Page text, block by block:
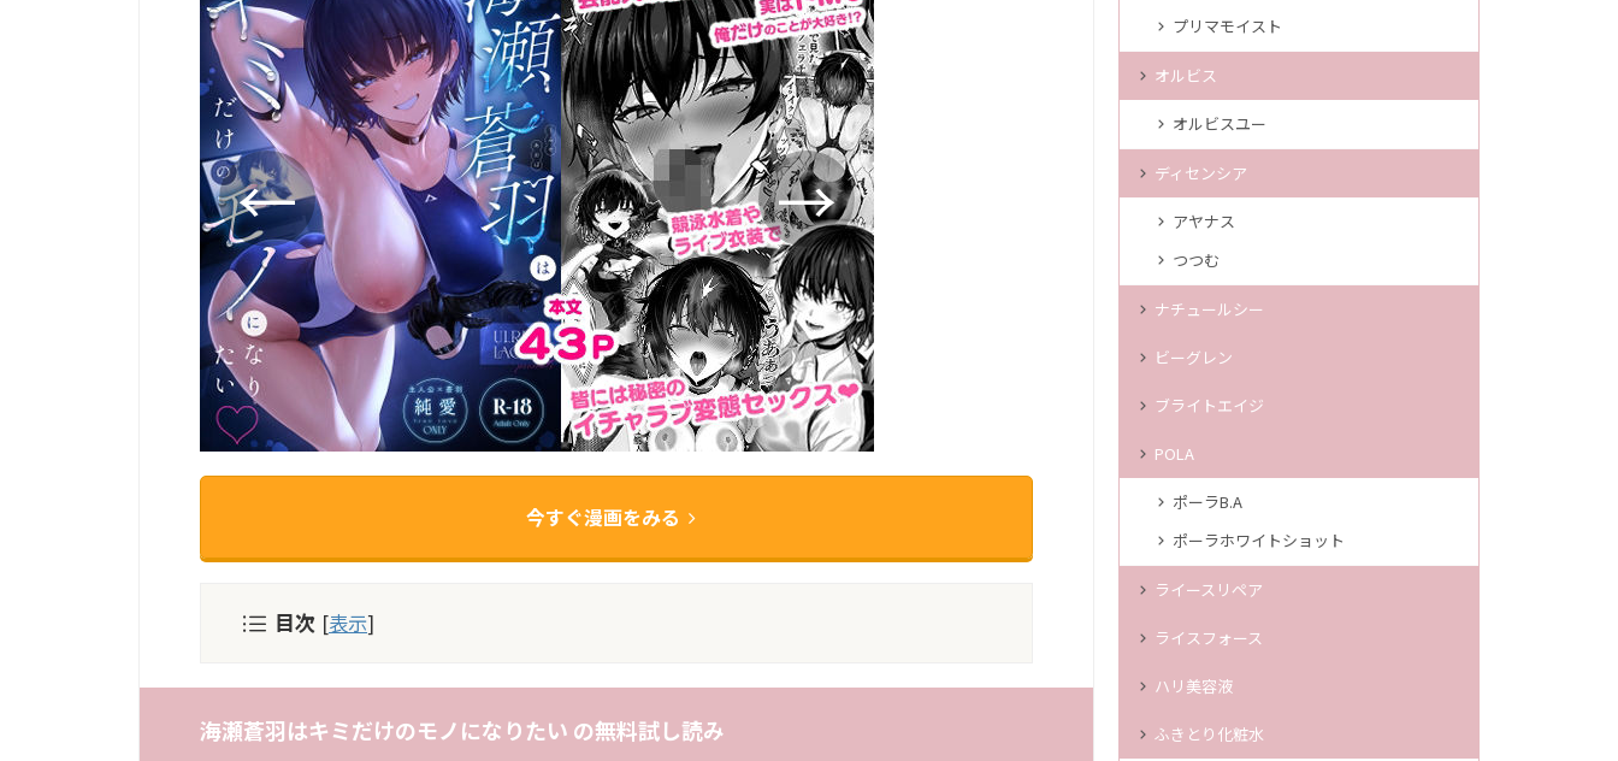
今すぐ漫画をみる
目次 [表示]
海瀬蒼羽はキミだけのモノになりたい の無料試し読み
プリマモイスト
オルビス
オルビスユー
ディセンシア
アヤナス
つつむ
ナチュールシー
ビーグレン
ブライトエイジ
POLA
ポーラB.A
ポーラホワイトショット
ライースリペア
ライスフォース
ハリ美容液
ふきとり化粧水